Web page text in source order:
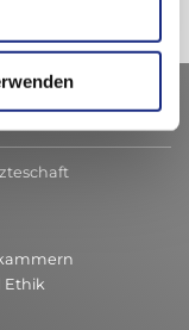
Ethik